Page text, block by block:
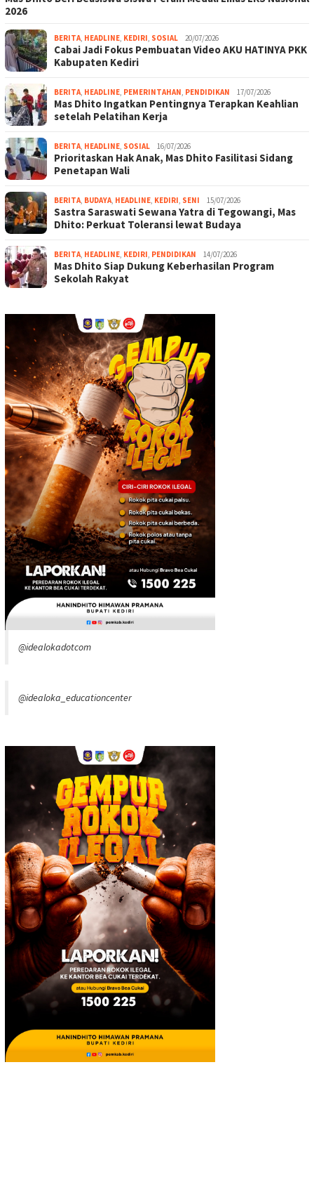
2026
BERITA, HEADLINE, KEDIRI, SOSIAL 20/07/2026
Cabai Jadi Fokus Pembuatan Video AKU HATINYA PKK
Kabupaten Kediri
BERITA, HEADLINE, PEMERINTAHAN, PENDIDIKAN 17/07/2026
Mas Dhito Ingatkan Pentingnya Terapkan Keahlian
setelah Pelatihan Kerja
BERITA, HEADLINE, SOSIAL 16/07/2026
Prioritaskan Hak Anak, Mas Dhito Fasilitasi Sidang
Penetapan Wali
BERITA, BUDAYA, HEADLINE, KEDIRI, SENI 15/07/2026
Sastra Saraswati Sewana Yatra di Tegowangi, Mas
Dhito: Perkuat Toleransi lewat Budaya
BERITA, HEADLINE, KEDIRI, PENDIDIKAN 14/07/2026
Mas Dhito Siap Dukung Keberhasilan Program
Sekolah Rakyat
@idealokadotcom
@idealoka_educationcenter